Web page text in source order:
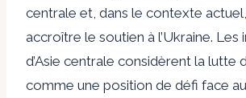
centrale et, dans le contexte
accroître le soutien à l’Ukraine. Les
d’Asie centrale considèrent la lutte
comme une position de défi face